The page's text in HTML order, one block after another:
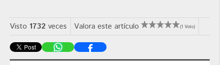
Visto 1732 veces Valora este artículo (1 Voto)